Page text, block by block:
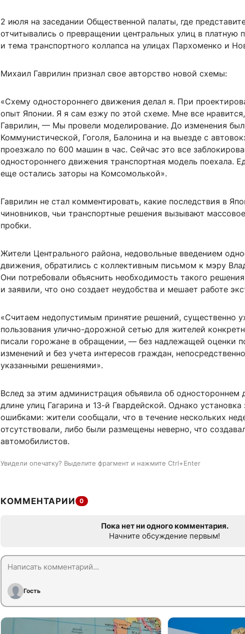
2 июля на заседании Общественной палаты, где
отчитывались о превращении центральных улиц в платную
и тема транспортного коллапса на улицах Пархоменко и
Михаил Гаврилин признал свое авторство новой схемы:
«Схему одностороннего движения делал я. При
опыт Японии. Я я сам езжу по этой схеме. Мне все
Гаврилин, — Мы провели моделирование. До изменения
Коммунистической, Гоголя, Балонина и на выезде с
проезжало по 600 машин в час. Сейчас это все
одностороннего движения транспортная модель поехала.
еще остались заторы на Комсомолькой».
Гаврилин не стал комментировать, какие последствия в
чиновников, чьи транспортные решения вызывают
пробки.
Жители Центрального района, недовольные введением
движения, обратились с коллективным письмом к мэру
Они потребовали объяснить необходимость такого
и заявили, что оно создает неудобства и мешает работе
«Считаем недопустимым принятие решений, существенно
пользования улично-дорожной сетью для жителей
писали горожане в обращении, — без надлежащей оценки
изменений и без учета интересов граждан,
указанными решениями».
Вслед за этим администрация объявила об одностороннем
длине улиц Гагарина и 13-й Гвардейской. Однако
ошибками: жители сообщали, что в течение нескольких
отсутствовали, либо были размещены неверно, что
автомобилистов.
Увидели опечатку? Выделите фрагмент и нажмите Ctrl+Enter
КОММЕНТАРИИ 0
Пока нет ни одного комментария.
Начните обсуждение первым!
Гость